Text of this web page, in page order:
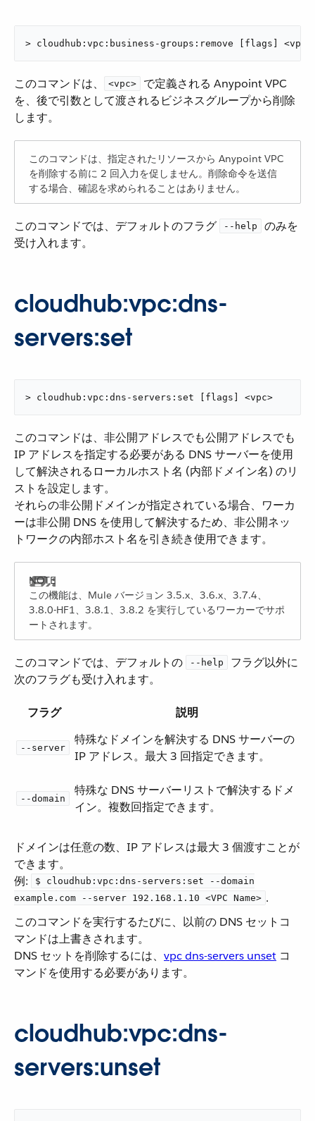
> cloudhub:vpc:business-groups:remove [flags]
このコマンドは、​ <vpc>
​ で定義される Anypoint VPC
を、後で引数として渡されるビジネスグループから削除
します。
このコマンドは、指定されたリソースから Anypoint VPC
を削除する前に 2 回入力を促しません。削除命令を送信
する場合、確認を求められることはありません。
このコマンドでは、デフォルトのフラグ ​ --help
​ のみを
受け入れます。
cloudhub:vpc:dns-
servers:set
> cloudhub:vpc:dns-servers:set [flags] <vpc>
このコマンドは、非公開アドレスでも公開アドレスでも
IP アドレスを指定する必要がある DNS サーバーを使用
して解決されるローカルホスト名 (内部ドメイン名) のリ
ストを設定します。
それらの非公開ドメインが指定されている場合、ワーカ
ーは非公開 DNS を使用して解決するため、非公開ネッ
トワークの内部ホスト名を引き続き使用できます。
この機能は、Mule バージョン 3.5.x、3.6.x、3.7.4、
3.8.0-HF1、3.8.1、3.8.2 を実行しているワーカーでサポ
ートされます。
このコマンドでは、デフォルトの ​ --help
​ フラグ以外に
次のフラグも受け入れます。
フラグ 説明
--server
特殊なドメインを解決する DNS サーバーの
IP アドレス。最大 3 回指定できます。
--domain
特殊な DNS サーバーリストで解決するドメ
イン。複数回指定できます。
ドメインは任意の数、IP アドレスは最大 3 個渡すことが
できます。
例:
$ cloudhub:vpc:dns-servers:set --domain
example.com --server 192.168.1.10 <VPC Name> ​.
このコマンドを実行するたびに、以前の DNS セットコ
マンドは上書きされます。
DNS セットを削除するには、​ vpc dns-servers unset ​ コ
マンドを使用する必要があります。
cloudhub:vpc:dns-
servers:unset